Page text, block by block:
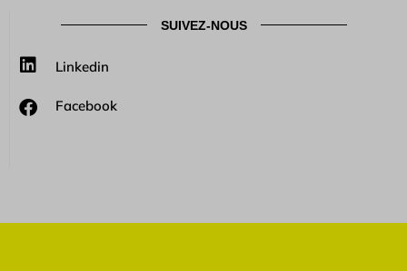
SUIVEZ-NOUS
Linkedin
Facebook